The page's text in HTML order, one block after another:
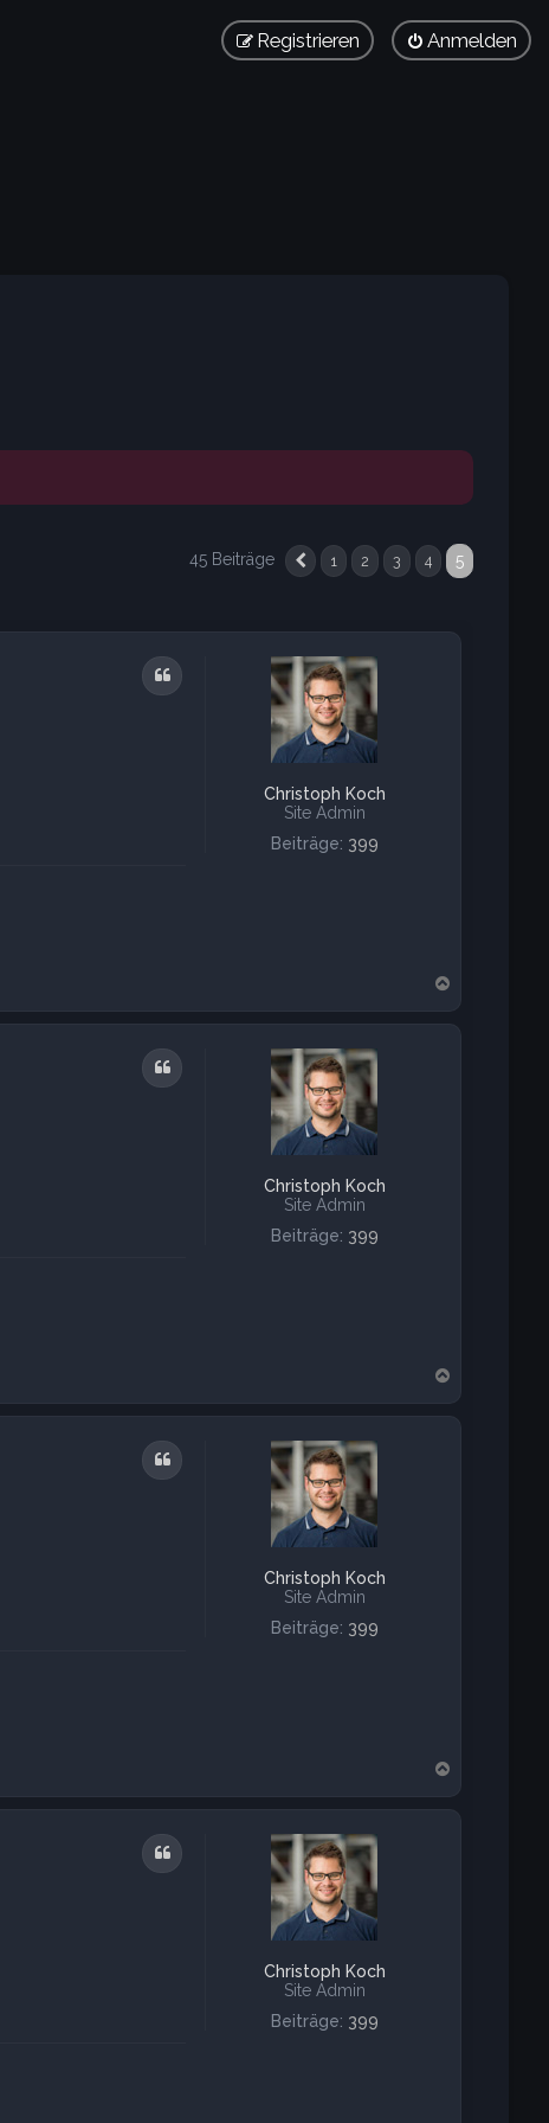
Anmelden
Registrieren
45 Beiträge Vorherige
1 2 3 4 5
Christoph Koch
Site Admin
Beiträge: 399
Zitat
a
Christoph Koch
Site Admin
Beiträge: 399
Zitat
a
c
Christoph Koch
Site Admin
Beiträge: 399
Zitat
a
Christoph Koch
Site Admin
Beiträge: 399
Zitat